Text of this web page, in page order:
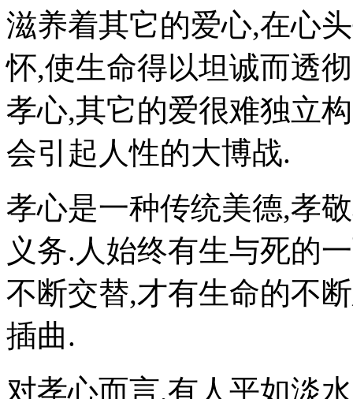
滋养着其它的爱心,在心
怀,使生命得以坦诚而透
孝心,其它的爱很难独立
会引起人性的大博战.
孝心是一种传统美德,孝
义务.人始终有生与死的
不断交替,才有生命的不
插曲.
对孝心而言,有人平如淡